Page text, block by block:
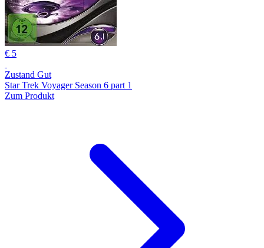
€ 5
Zustand Gut
Star Trek Voyager Season 6 part 1
Zum Produkt